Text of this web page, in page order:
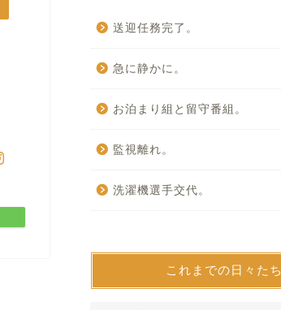
送迎任務完了。
急に静かに。
お泊まり組と留守番組。
監視離れ。
洗濯機選手交代。
これまでの日々たち